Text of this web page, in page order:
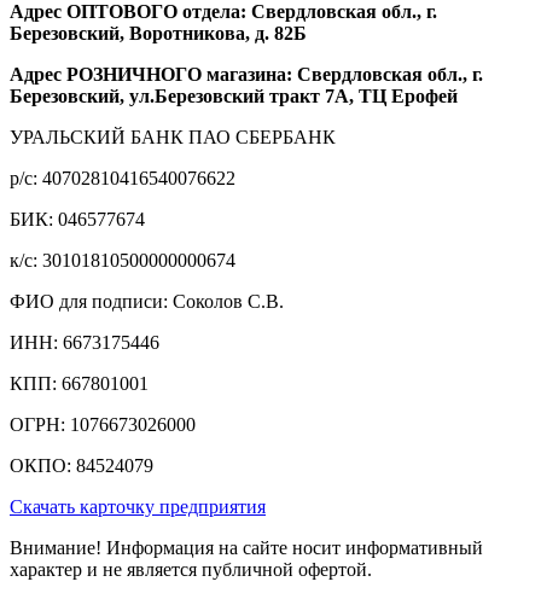
Адрес ОПТОВОГО отдела: Свердловская обл., г.
Березовский, Воротникова, д. 82Б
Адрес РОЗНИЧНОГО магазина: Свердловская обл., г.
Березовский, ул.Березовский тракт 7А, ТЦ Ерофей
УРАЛЬСКИЙ БАНК ПАО СБЕРБАНК
р/c: 40702810416540076622
БИК: 046577674
к/c: 30101810500000000674
ФИО для подписи: Соколов С.В.
ИНН: 6673175446
КПП: 667801001
ОГРН: 1076673026000
ОКПО: 84524079
Скачать карточку предприятия
Внимание! Информация на сайте носит информативный
характер и не является публичной офертой.